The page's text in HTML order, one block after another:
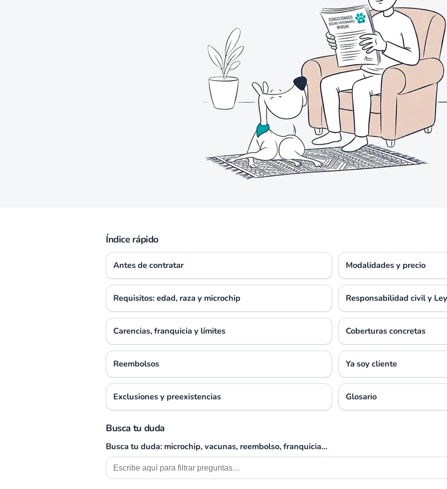
Índice rápido
Antes de contratar Modalidades y precio
Requisitos: edad, raza y microchip Responsabilidad civil y
Carencias, franquicia y límites Coberturas concretas
Reembolsos Ya soy cliente
Exclusiones y preexistencias Glosario
Busca tu duda
Busca tu duda: microchip, vacunas, reembolso, franquicia…